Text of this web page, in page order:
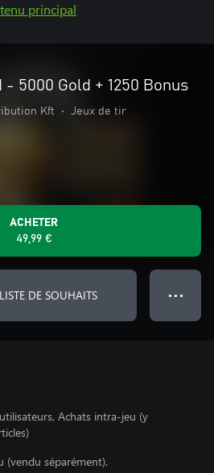
principal
- 5000 Gold + 1250 Bonus
Kft • Jeux de tir
ACHETER
49,99 €
DE SOUHAITS ● ● ●
Achats intra-jeu (y
(vendu séparément).